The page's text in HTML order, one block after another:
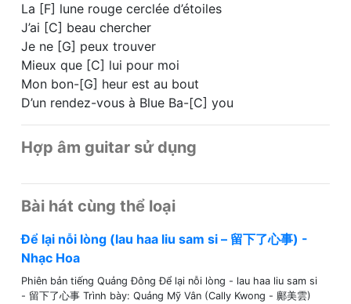
La [F] lune rouge cerclée d’étoiles
J’ai [C] beau chercher
Je ne [G] peux trouver
Mieux que [C] lui pour moi
Mon bon-[G] heur est au bout
D’un rendez-vous à Blue Ba-[C] you
Hợp âm guitar sử dụng
Bài hát cùng thể loại
Để lại nỗi lòng (lau haa liu sam si – 留下了心事) -
Nhạc Hoa
Phiên bản tiếng Quảng Đông Để lại nỗi lòng - lau haa liu sam si
- 留下了心事 Trình bày: Quảng Mỹ Vân (Cally Kwong - 鄺美雲)